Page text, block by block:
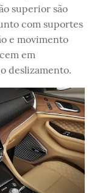
superior são
com suportes
e movimento
em
deslizamento.